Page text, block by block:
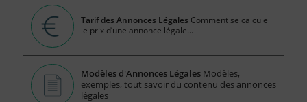
Tarif des Annonces Légales Comment se calcule
le prix d’une annonce légale...
Modèles d'Annonces Légales Modèles,
exemples, tout savoir du contenu des annonces
légales